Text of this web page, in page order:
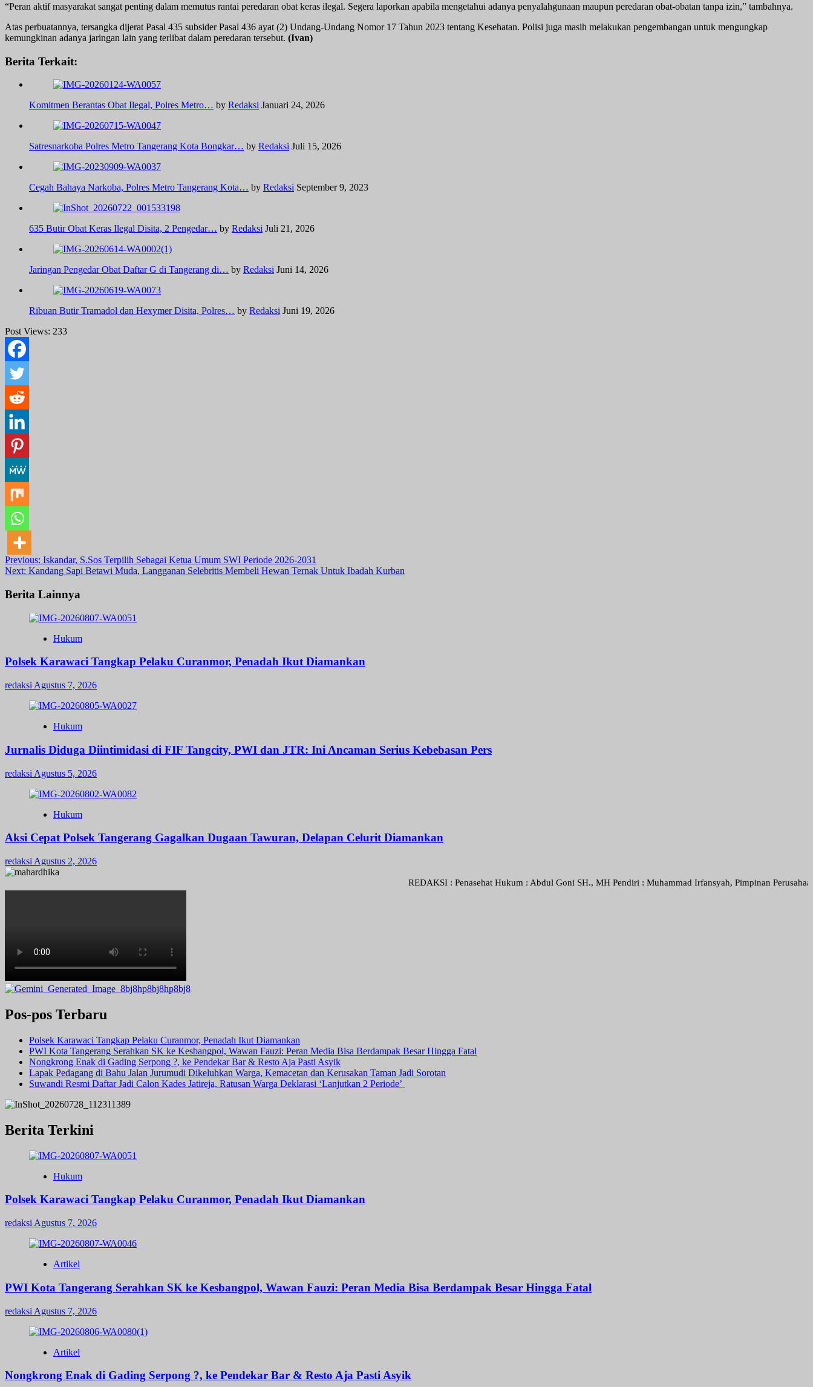
“Peran aktif masyarakat sangat penting dalam memutus rantai peredaran obat keras ilegal. Segera laporkan apabila mengetahui adanya penyalahgunaan maupun peredaran obat-obatan tanpa izin,” tambahnya.
Atas perbuatannya, tersangka dijerat Pasal 435 subsider Pasal 436 ayat (2) Undang-Undang Nomor 17 Tahun 2023 tentang Kesehatan. Polisi juga masih melakukan pengembangan untuk mengungkap
kemungkinan adanya jaringan lain yang terlibat dalam peredaran tersebut. (Ivan)
Berita Terkait:
Komitmen Berantas Obat Ilegal, Polres Metro… by Redaksi Januari 24, 2026
Satresnarkoba Polres Metro Tangerang Kota Bongkar… by Redaksi Juli 15, 2026
Cegah Bahaya Narkoba, Polres Metro Tangerang Kota… by Redaksi September 9, 2023
635 Butir Obat Keras Ilegal Disita, 2 Pengedar… by Redaksi Juli 21, 2026
Jaringan Pengedar Obat Daftar G di Tangerang di… by Redaksi Juni 14, 2026
Ribuan Butir Tramadol dan Hexymer Disita, Polres… by Redaksi Juni 19, 2026
Post Views: 233
Post
navigation
Previous: Iskandar, S.Sos Terpilih Sebagai Ketua Umum SWI Periode 2026-2031
Next: Kandang Sapi Betawi Muda, Langganan Selebritis Membeli Hewan Ternak Untuk Ibadah Kurban
Berita Lainnya
Hukum
Polsek Karawaci Tangkap Pelaku Curanmor, Penadah Ikut Diamankan
redaksi Agustus 7, 2026
Hukum
Jurnalis Diduga Diintimidasi di FIF Tangcity, PWI dan JTR: Ini Ancaman Serius Kebebasan Pers
redaksi Agustus 5, 2026
Hukum
Aksi Cepat Polsek Tangerang Gagalkan Dugaan Tawuran, Delapan Celurit Diamankan
redaksi Agustus 2, 2026
REDAKSI : Penasehat Hukum : Abdul Goni SH., MH Pendiri : Muhammad Irfansyah, Pimpinan Perusahaan :
Pos-pos Terbaru
Polsek Karawaci Tangkap Pelaku Curanmor, Penadah Ikut Diamankan
PWI Kota Tangerang Serahkan SK ke Kesbangpol, Wawan Fauzi: Peran Media Bisa Berdampak Besar Hingga Fatal
Nongkrong Enak di Gading Serpong ?, ke Pendekar Bar & Resto Aja Pasti Asyik
Lapak Pedagang di Bahu Jalan Jurumudi Dikeluhkan Warga, Kemacetan dan Kerusakan Taman Jadi Sorotan
Suwandi Resmi Daftar Jadi Calon Kades Jatireja, Ratusan Warga Deklarasi ‘Lanjutkan 2 Periode’
Berita Terkini
Hukum
Polsek Karawaci Tangkap Pelaku Curanmor, Penadah Ikut Diamankan
redaksi Agustus 7, 2026
Artikel
PWI Kota Tangerang Serahkan SK ke Kesbangpol, Wawan Fauzi: Peran Media Bisa Berdampak Besar Hingga Fatal
redaksi Agustus 7, 2026
Artikel
Nongkrong Enak di Gading Serpong ?, ke Pendekar Bar & Resto Aja Pasti Asyik